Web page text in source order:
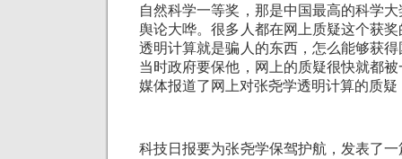
自然科学一等奖，那是中国最高的科学
舆论大哗。很多人都在网上质疑这个获
透明计算就是骗人的东西，怎么能够获
当时政府要保他，网上的质疑很快就都
媒体报道了网上对张尧学透明计算的质
科技日报要为张尧学保驾护航，发表了